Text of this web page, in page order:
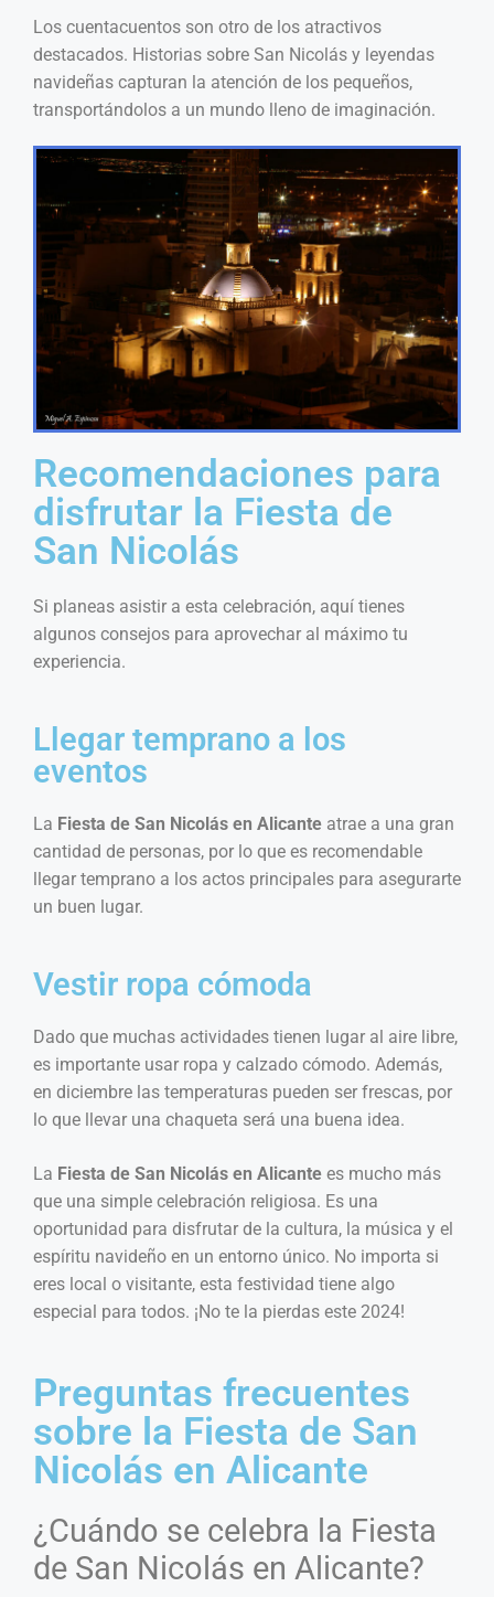
Los cuentacuentos son otro de los atractivos
destacados. Historias sobre San Nicolás y leyendas
navideñas capturan la atención de los pequeños,
transportándolos a un mundo lleno de imaginación.
Recomendaciones para
disfrutar la Fiesta de
San Nicolás
Si planeas asistir a esta celebración, aquí tienes
algunos consejos para aprovechar al máximo tu
experiencia.
Llegar temprano a los
eventos
La Fiesta de San Nicolás en Alicante atrae a una gran
cantidad de personas, por lo que es recomendable
llegar temprano a los actos principales para asegurarte
un buen lugar.
Vestir ropa cómoda
Dado que muchas actividades tienen lugar al aire libre,
es importante usar ropa y calzado cómodo. Además,
en diciembre las temperaturas pueden ser frescas, por
lo que llevar una chaqueta será una buena idea.
La Fiesta de San Nicolás en Alicante es mucho más
que una simple celebración religiosa. Es una
oportunidad para disfrutar de la cultura, la música y el
espíritu navideño en un entorno único. No importa si
eres local o visitante, esta festividad tiene algo
especial para todos. ¡No te la pierdas este 2024!
Preguntas frecuentes
sobre la Fiesta de San
Nicolás en Alicante
¿Cuándo se celebra la Fiesta
de San Nicolás en Alicante?